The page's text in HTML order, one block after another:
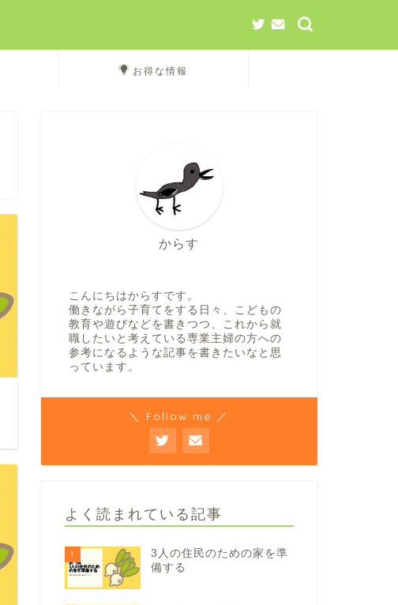
お得な情報
からす
こんにちはからすです。
働きながら子育てをする日々、こどもの
教育や遊びなどを書きつつ、これから就
職したいと考えている専業主婦の方への
参考になるような記事を書きたいなと思
っています。
＼ Follow me ／
よく読まれている記事
1
3人の住民のための家を準
備する